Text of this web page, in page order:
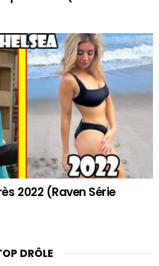
2022 (Raven Série
DRÔLE